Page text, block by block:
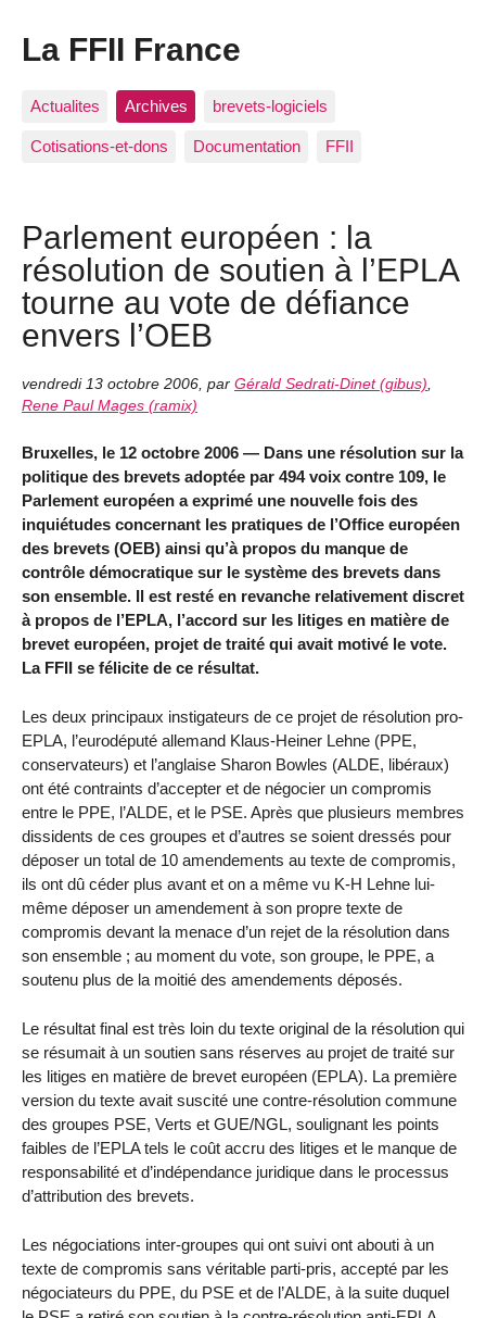
La FFII France
Actualites Archives brevets-logiciels
Cotisations-et-dons Documentation FFII
Parlement européen : la
résolution de soutien à l’EPLA
tourne au vote de défiance
envers l’OEB
vendredi 13 octobre 2006 par Gérald Sedrati-Dinet (gibus)
Rene Paul Mages (ramix)
Bruxelles, le 12 octobre 2006 — Dans une résolution sur la
politique des brevets adoptée par 494 voix contre 109, le
Parlement européen a exprimé une nouvelle fois des
inquiétudes concernant les pratiques de l’Office européen
des brevets (OEB) ainsi qu’à propos du manque de
contrôle démocratique sur le système des brevets dans
son ensemble. Il est resté en revanche relativement discret
à propos de l’EPLA, l’accord sur les litiges en matière de
brevet européen, projet de traité qui avait motivé le vote.
La FFII se félicite de ce résultat.
Les deux principaux instigateurs de ce projet de résolution pro-
EPLA, l’eurodéputé allemand Klaus-Heiner Lehne (PPE,
conservateurs) et l’anglaise Sharon Bowles (ALDE, libéraux)
ont été contraints d’accepter et de négocier un compromis
entre le PPE, l’ALDE, et le PSE. Après que plusieurs membres
dissidents de ces groupes et d’autres se soient dressés pour
déposer un total de 10 amendements au texte de compromis,
ils ont dû céder plus avant et on a même vu K-H Lehne lui-
même déposer un amendement à son propre texte de
compromis devant la menace d’un rejet de la résolution dans
son ensemble ; au moment du vote, son groupe, le PPE, a
soutenu plus de la moitié des amendements déposés.
Le résultat final est très loin du texte original de la résolution qui
se résumait à un soutien sans réserves au projet de traité sur
les litiges en matière de brevet européen (EPLA). La première
version du texte avait suscité une contre-résolution commune
des groupes PSE, Verts et GUE/NGL, soulignant les points
faibles de l’EPLA tels le coût accru des litiges et le manque de
responsabilité et d’indépendance juridique dans le processus
d’attribution des brevets.
Les négociations inter-groupes qui ont suivi ont abouti à un
texte de compromis sans véritable parti-pris, accepté par les
négociateurs du PPE, du PSE et de l’ALDE, à la suite duquel